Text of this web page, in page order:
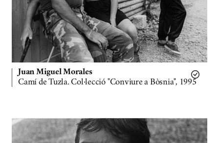
Juan Miguel Morales
Camí de Tuzla. Col·lecció "Conviure a Bòsnia", 1995